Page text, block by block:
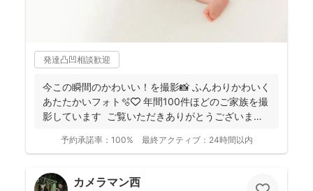
発達凸凹相談歓迎
今この瞬間のかわいい！を撮影📸 ふんわりかわいく
あたたかいフォト🫧🤍 年間100件ほどのご家族を撮
影しています ご覧いただきありがとうございま
予約承諾率： 100% 最終アクティブ： 24時間以内
カメラマン西